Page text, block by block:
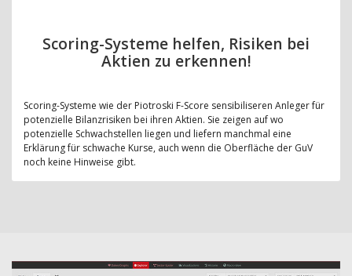
Scoring-Systeme helfen, Risiken bei
Aktien zu erkennen!
Scoring-Systeme wie der Piotroski F-Score sensibiliseren Anleger für
potenzielle Bilanzrisiken bei ihren Aktien. Sie zeigen auf wo
potenzielle Schwachstellen liegen und liefern manchmal eine
Erklärung für schwache Kurse, auch wenn die Oberfläche der GuV
noch keine Hinweise gibt.